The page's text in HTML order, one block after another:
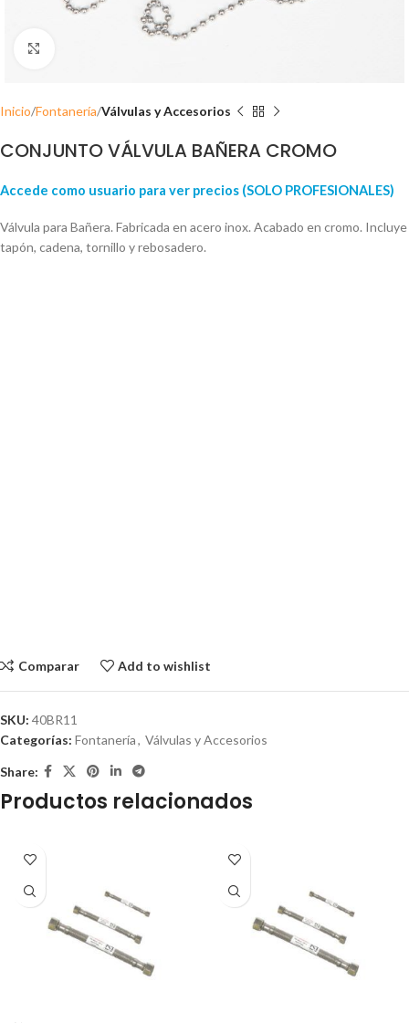
Inicio Fontanería Válvulas y Accesorios
CONJUNTO VÁLVULA BAÑERA CROMO
Accede como usuario para ver precios (SOLO PROFESIONALES)
Válvula para Bañera. Fabricada en acero inox. Acabado en cromo. Incluye
tapón, cadena, tornillo y rebosadero.
Comparar Add to wishlist
SKU: 40BR11
Categorías: Fontanería, Válvulas y Accesorios
Share:
Productos relacionados